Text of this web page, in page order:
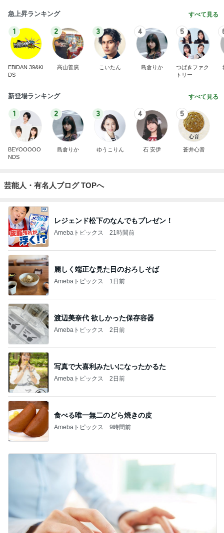
急上昇ランキング すべて見る
1
EBiDAN 39&Ki
DS
2
高山善廣
3
こいたん
4
島倉りか
5
つばきファク
トリー
新登場ランキング すべて見る
1
BEYOOOOO
NDS
2
島倉りか
3
ゆうこりん
4
石 安伊
5
蒼井心音
芸能人・有名人ブログ TOPへ
レジェンド松下のなんでもプレゼン！
Amebaトピックス 21時間前
麗しく端正な見た目のおろしそば
Amebaトピックス 1日前
渡辺美奈代 欲しかった保存容器
Amebaトピックス 2日前
写真で大喜利みたいになったかるた
Amebaトピックス 2日前
食べる唯一無二のどら焼きの皮
Amebaトピックス 9時間前